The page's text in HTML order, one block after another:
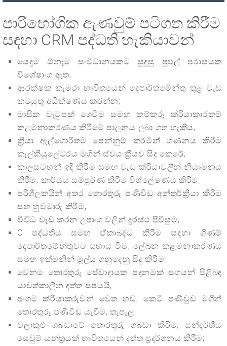
පාරිභෝගික ඇණවුම් පටිගත කිරීම
සඳහා CRM පද්ධති හැකියාවන්
යෙදුම ඕනෑම සංවිධානයකට සුදුසු පුළුල් පරාසයක
විශේෂාංග ඇත;
ආරක්ෂක කැමරා භාවිතයෙන් දෙපාර්තමේන්තු තුළ වැඩ
කටයුතු අධීක්ෂණය කරන්න;
මාසික වැටුපක් ගෙවීම සමඟ කම්කරු ක්රියාකාරකම්
කළමනාකරණය කිරීමේ පාලනය ලබා ගත හැකිය;
ක්‍රියා ඇල්ගොරිතම පෙන්නුම් කරමින් ගණනය කිරීම
කැල්කියුලේටරය මගින් ස්වයංක්‍රීයව සිදු කෙරේ;
කාලසටහන් ඉදි කිරීම සමඟ වැඩ ක්රියාවලීන් නියාමනය
කිරීම, කාර්යය සම්පූර්ණ කිරීම විශ්ලේෂණය කිරීම;
පරිශීලකයින් අතර තොරතුරු පණිවිඩ අන්තර්ක්‍රියා කිරීම
සහ හුවමාරු කිරීම;
විවිධ වැඩ කරන උපාංග වලින් දුරස්ථ පිවිසුම;
C පද්ධතිය සමඟ ඒකාබද්ධ කිරීම සඳහා ගිණුම්
දෙපාර්තමේන්තුවට සහාය වීම, ලේඛන කළමනාකරණය
සමඟ ඉක්මනින් මූල්ය ගනුදෙනු සිදු කිරීම;
වෙනම තොරතුරු සේවාදායක පදනමක් සගයන් පිළිබඳ
යාවත්කාලීන දත්ත සපයයි;
ජංගම ක්රියාකරුවන් වෙත හඬ, කෙටි පණිවුඩ මගින්
තොරතුරු පණිවිඩ යැවීම, තැපෑල;
වලාකුළු ගබඩාවේ තොරතුරු ගබඩා කිරීම, සන්දර්භීය
සෙවුම් යන්ත්‍රයක් භාවිතයෙන් දත්ත ප්‍රදර්ශනය කිරීම;